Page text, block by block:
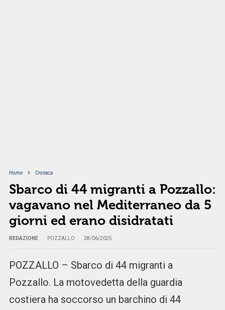
Home Cronaca
Sbarco di 44 migranti a Pozzallo:
vagavano nel Mediterraneo da 5
giorni ed erano disidratati
REDAZIONE POZZALLO 28/06/2025
POZZALLO – Sbarco di 44 migranti a
Pozzallo. La motovedetta della guardia
costiera ha soccorso un barchino di 44